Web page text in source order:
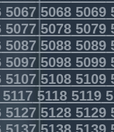
506750685069
507750785079
508750885089
509750985099
510751085109
51185119
512751285129